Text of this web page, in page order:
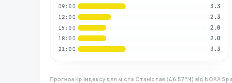
09:00 3.3
12:00 2.3
15:00 2.0
18:00 2.0
21:00 3.3
Прогноз Kp індексу для міста Станіслав (46.57°N) від NOAA